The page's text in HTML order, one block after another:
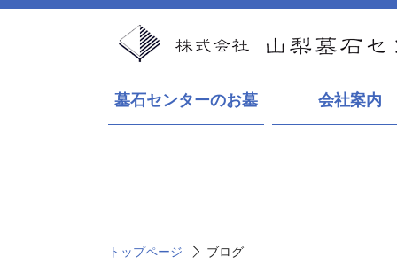
墓石センターのお墓 会社案内
トップページ ブログ